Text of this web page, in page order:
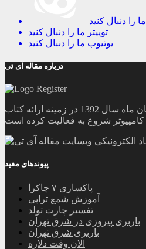
ما را دنبال کنید
توییتر ما را دنبال کنید
یوتیوب ما را دنبال کنید
درباره مقاله آی تی
وبسایت مقاله آی تی از آبان ماه سال 1392 در زمینه ارائه کتاب
پیوندهای مفید
پاکسازی ۷ چاکرا
آموزش شمع تراپی
تفسیر چارت تولد
باربری پیروزی در شرق تهران
باربری شرق تهران
الان وقت دلاره